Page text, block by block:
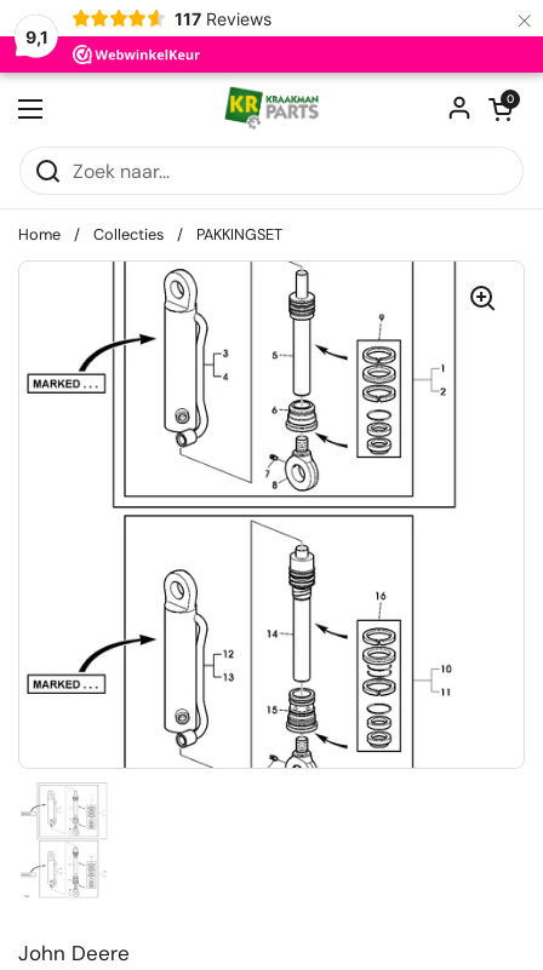
9,1
117 Reviews ×
Ga naar content
Menu openen
0
Home / Collecties / PAKKINGSET
Toon dia 1
John Deere